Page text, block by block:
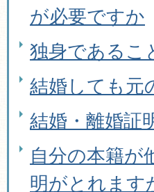
が必要ですか
独身であるこ
結婚しても元
結婚・離婚証
自分の本籍が
明がとれます